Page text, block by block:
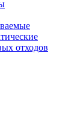
отходов